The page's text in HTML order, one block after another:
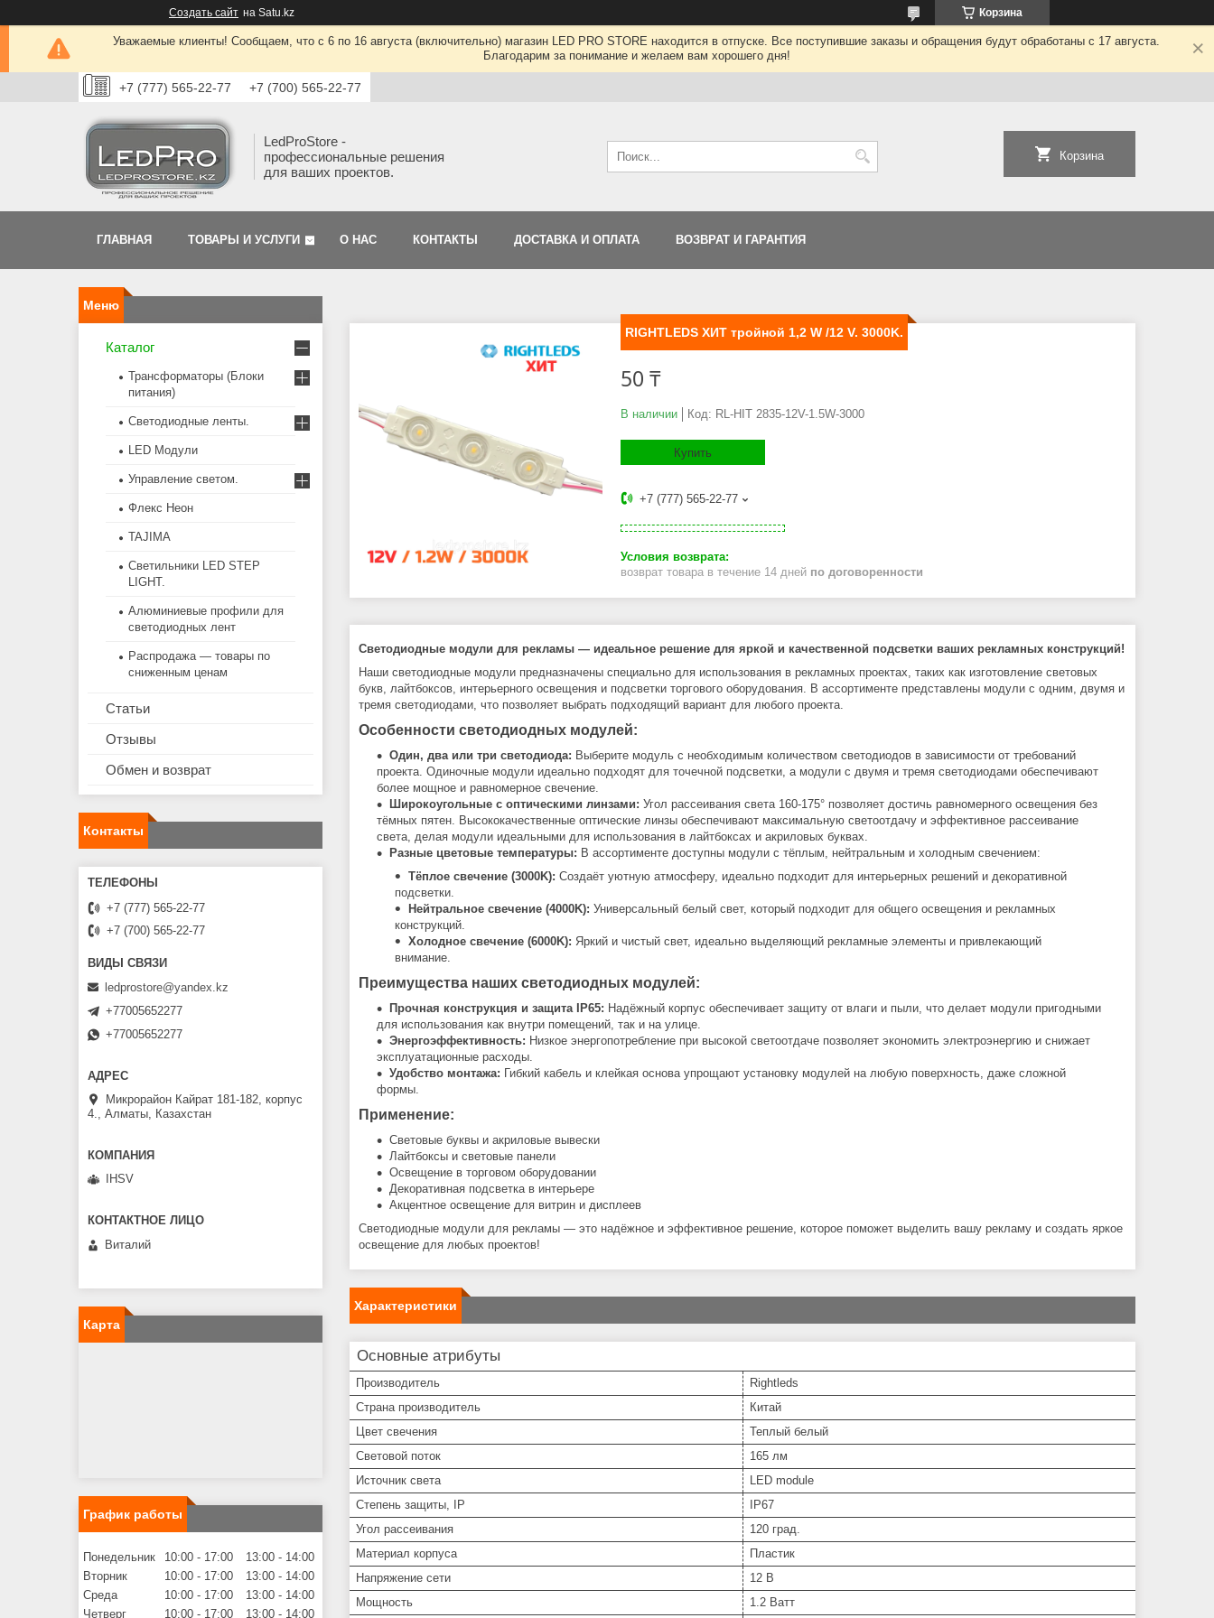
Создать сайт на Satu.kz Корзина
Уважаемые клиенты! Сообщаем, что с 6 по 16 августа (включительно) магазин LED PRO STORE находится в отпуске. Все поступившие заказы и обращения будут обработаны с 17 августа.
Благодарим за понимание и желаем вам хорошего дня!
+7 (777) 565-22-77 +7 (700) 565-22-77
LedProStore -
профессиональные решения
для ваших проектов.
Корзина
ГЛАВНАЯ ТОВАРЫ И УСЛУГИ О НАС КОНТАКТЫ ДОСТАВКА И ОПЛАТА ВОЗВРАТ И ГАРАНТИЯ
RIGHTLEDS ХИТ тройной 1,2 W /12 V. 3000K.
50 ₸
В наличии Код: RL-HIT 2835-12V-1.5W-3000
Купить
+7 (777) 565-22-77
возврат товара в течение 14 дней по договоренности
Светодиодные модули для рекламы — идеальное решение для яркой и качественной подсветки ваших рекламных конструкций!
Наши светодиодные модули предназначены специально для использования в рекламных проектах, таких как изготовление световых
букв, лайтбоксов, интерьерного освещения и подсветки торгового оборудования. В ассортименте представлены модули с одним, двумя и
тремя светодиодами, что позволяет выбрать подходящий вариант для любого проекта.
Особенности светодиодных модулей:
Один, два или три светодиода: Выберите модуль с необходимым количеством светодиодов в зависимости от требований
проекта. Одиночные модули идеально подходят для точечной подсветки, а модули с двумя и тремя светодиодами обеспечивают
более мощное и равномерное свечение.
Широкоугольные с оптическими линзами: Угол рассеивания света 160-175° позволяет достичь равномерного освещения без
тёмных пятен. Высококачественные оптические линзы обеспечивают максимальную светоотдачу и эффективное рассеивание
света, делая модули идеальными для использования в лайтбоксах и акриловых буквах.
Разные цветовые температуры: В ассортименте доступны модули с тёплым, нейтральным и холодным свечением:
Тёплое свечение (3000K): Создаёт уютную атмосферу, идеально подходит для интерьерных решений и декоративной
подсветки.
Нейтральное свечение (4000K): Универсальный белый свет, который подходит для общего освещения и рекламных
конструкций.
Холодное свечение (6000K): Яркий и чистый свет, идеально выделяющий рекламные элементы и привлекающий
внимание.
Преимущества наших светодиодных модулей:
Прочная конструкция и защита IP65: Надёжный корпус обеспечивает защиту от влаги и пыли, что делает модули пригодными
для использования как внутри помещений, так и на улице.
Энергоэффективность: Низкое энергопотребление при высокой светоотдаче позволяет экономить электроэнергию и снижает
эксплуатационные расходы.
Удобство монтажа: Гибкий кабель и клейкая основа упрощают установку модулей на любую поверхность, даже сложной
формы.
Применение:
Световые буквы и акриловые вывески
Лайтбоксы и световые панели
Освещение в торговом оборудовании
Декоративная подсветка в интерьере
Акцентное освещение для витрин и дисплеев
Светодиодные модули для рекламы — это надёжное и эффективное решение, которое поможет выделить вашу рекламу и создать яркое
освещение для любых проектов!
Характеристики
Основные атрибуты
Производитель
Rightleds
Страна производитель
Китай
Цвет свечения
Теплый белый
Световой поток
165 лм
Источник света
LED module
Степень защиты, IP
IP67
Угол рассеивания
120 град.
Материал корпуса
Пластик
Напряжение сети
12 В
Мощность
1.2 Ватт
Каталог
Трансформаторы (Блоки
питания)
Светодиодные ленты.
LED Модули
Управление светом.
Флекс Неон
TAJIMA
Светильники LED STEP
LIGHT.
Алюминиевые профили для
светодиодных лент
Распродажа — товары по
сниженным ценам
Статьи
Отзывы
Обмен и возврат
Контакты
+7 (777) 565-22-77
+7 (700) 565-22-77
ledprostore@yandex.kz
+77005652277
+77005652277
Микрорайон Кайрат 181-182, корпус
4., Алматы, Казахстан
IHSV
Виталий
Карта
График работы
Понедельник 10:00 17:00 13:00
14:00
Вторник
10:00 17:00 13:00
14:00
Среда
10:00 17:00 13:00
14:00
Четверг
10:00 17:00 13:00 14:00